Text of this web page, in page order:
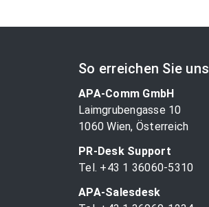
So erreichen Sie uns
APA-Comm GmbH
Laimgrubengasse 10
1060 Wien, Österreich
PR-Desk Support
Tel. +43 1 36060-5310
APA-Salesdesk